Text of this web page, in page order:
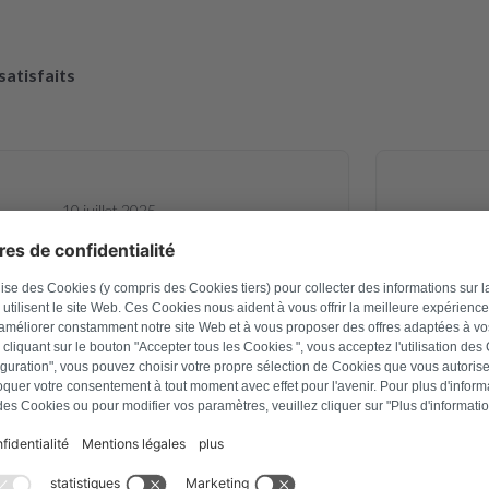
10 juillet 2025
Hartmann
carte électronique d un sèche linge
d alimentation, elle est revenue et
Pour le prix c est une
le sèche linge est reparti pour
Site
une